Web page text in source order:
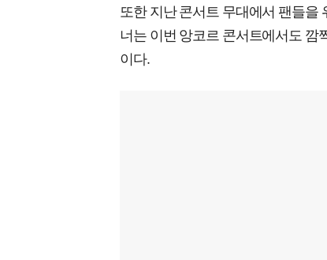
또한 지난 콘서트 무대에서 팬들을
너는 이번 앙코르 콘서트에서도 깜
이다.